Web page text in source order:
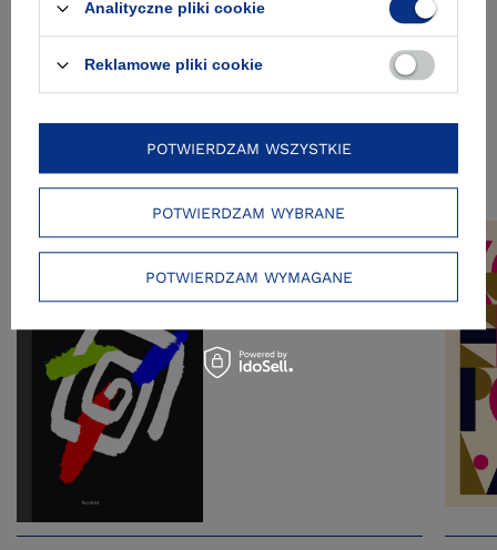
Zobacz też
Analityczne pliki cookie
Reklamowe pliki cookie
POTWIERDZAM WYBRANE
POTWIERDZAM WYMAGANE
POTWIERDZAM WSZYSTKIE